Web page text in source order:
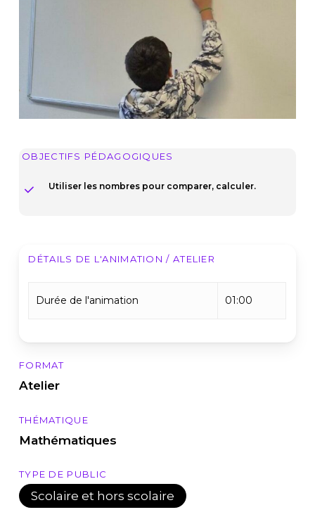
OBJECTIFS PÉDAGOGIQUES
Utiliser les nombres pour comparer, calculer.
DÉTAILS DE L'ANIMATION / ATELIER
Durée de l'animation 01:00
FORMAT
Atelier
THÉMATIQUE
Mathématiques
TYPE DE PUBLIC
Scolaire et hors scolaire